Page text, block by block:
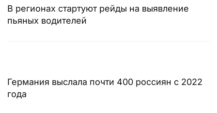
В регионах стартуют рейды на выявление
пьяных водителей
Германия выслала почти 400 россиян с 2022
года